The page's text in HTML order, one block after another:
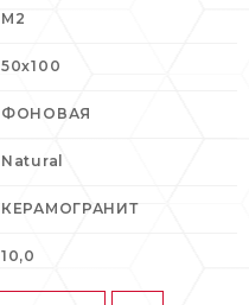
M2
50x100
ФОНОВАЯ
Natural
КЕРАМОГРАНИТ
10,0